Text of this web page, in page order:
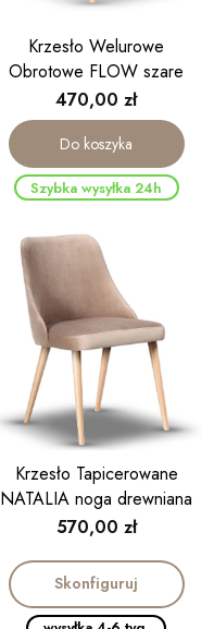
Krzesło Welurowe
Obrotowe FLOW szare
noga drewniana kolor dąb
Cena
470,00 zł
Do koszyka
Szybka wysyłka 24h
Krzesło Tapicerowane
NATALIA noga drewniana
Cena
570,00 zł
Skonfiguruj